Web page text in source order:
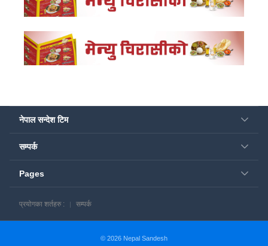
नेपाल सन्देश टिम
सम्पर्क
Pages
प्रयोगका शर्तहरु : सम्पर्क
© 2026 Nepal Sandesh